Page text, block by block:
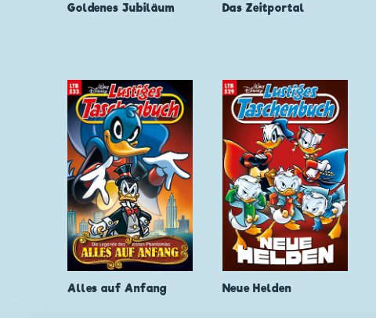
Goldenes Jubiläum Das Zeitportal
Alles auf Anfang Neue Helden